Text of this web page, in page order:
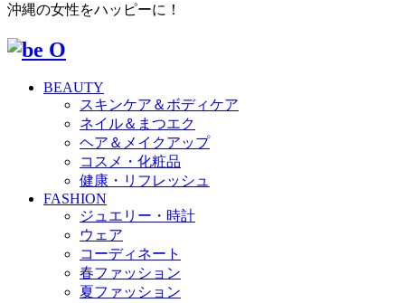
沖縄の女性をハッピーに！
BEAUTY
スキンケア＆ボディケア
ネイル＆まつエク
ヘア＆メイクアップ
コスメ・化粧品
健康・リフレッシュ
FASHION
ジュエリー・時計
ウェア
コーディネート
春ファッション
夏ファッション